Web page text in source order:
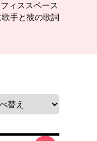
ィススペース
手と彼の歌詞